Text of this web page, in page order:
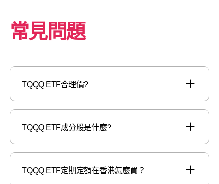
常見問題
TQQQ ETF合理價?
TQQQ ETF成分股是什麼?
TQQQ ETF定期定額在香港怎麼買？